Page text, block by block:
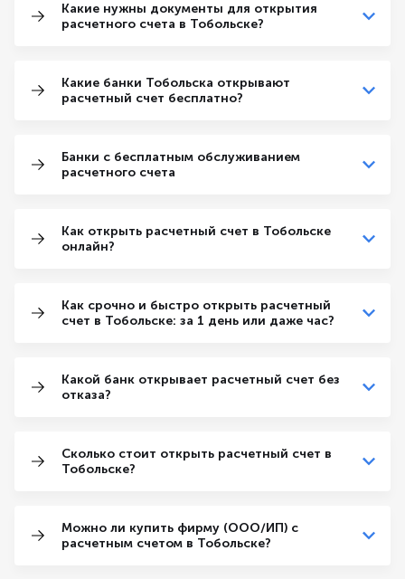
Какие нужны документы для открытия
расчетного счета в Тобольске?
Какие банки Тобольска открывают
расчетный счет бесплатно?
Банки с бесплатным обслуживанием
расчетного счета
Как открыть расчетный счет в Тобольске
онлайн?
Как срочно и быстро открыть расчетный
счет в Тобольске: за 1 день или даже час?
Какой банк открывает расчетный счет без
отказа?
Сколько стоит открыть расчетный счет в
Тобольске?
Можно ли купить фирму (ООО/ИП) с
расчетным счетом в Тобольске?